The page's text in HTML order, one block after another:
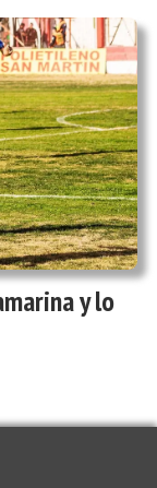
y lo